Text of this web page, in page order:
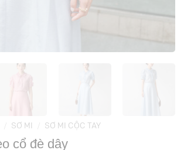
SƠ MI SƠ MI CỘC TAY
cổ đè dây